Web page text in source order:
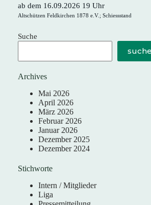
ab dem 16.09.2026 19 Uhr
Altschützen Feldkirchen 1878 e.V.; Schiessstand
Suche
Archives
Mai 2026
April 2026
März 2026
Februar 2026
Januar 2026
Dezember 2025
Dezember 2024
Stichworte
Intern / Mitglieder
Liga